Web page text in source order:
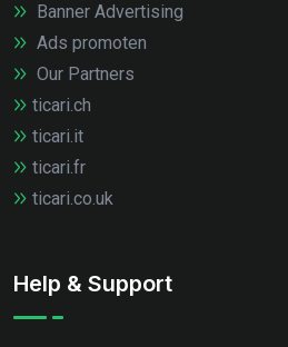
Banner Advertising
Ads promoten
Our Partners
ticari.ch
ticari.it
ticari.fr
ticari.co.uk
Help & Support